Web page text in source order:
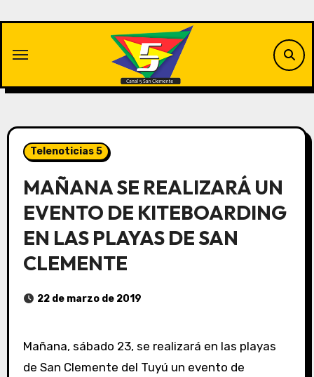
contenido
Telenoticias 5
MAÑANA SE REALIZARÁ UN
EVENTO DE KITEBOARDING
EN LAS PLAYAS DE SAN
CLEMENTE
22 de marzo de 2019
Mañana, sábado 23, se realizará en las playas
de San Clemente del Tuyú un evento de